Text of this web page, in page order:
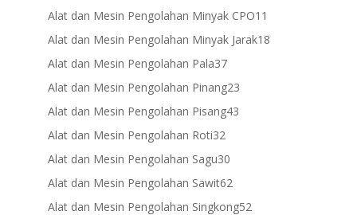
products
Alat dan Mesin Pengolahan Minyak CPO11
products
Alat dan Mesin Pengolahan Minyak Jarak1818
Alat dan Mesin Pengolahan Pala3737
products
Alat dan Mesin Pengolahan Pinang2323
Alat dan Mesin Pengolahan Pisang4343
Alat dan Mesin Pengolahan Roti3232
products
Alat dan Mesin Pengolahan Sagu3030
products
Alat dan Mesin Pengolahan Sawit6262
products
Alat dan Mesin Pengolahan Singkong5252